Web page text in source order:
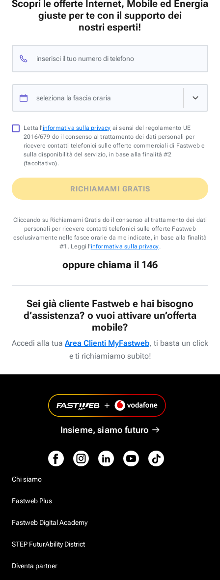
Scopri le offerte Internet, Mobile ed Energia
giuste per te con il supporto dei
nostri esperti!
inserisci il tuo numero di telefono
seleziona la fascia oraria
Letta l'informativa sulla privacy ai sensi del regolamento UE
2016/679 do il consenso al trattamento dei dati personali per
ricevere contatti telefonici sulle offerte commerciali di Fastweb e
sulla disponibilità del servizio, in base alla finalità #2
(facoltativo).
RICHIAMAMI GRATIS
Cliccando su Richiamami Gratis do il consenso al trattamento dei dati
personali per ricevere contatti telefonici sulle offerte Fastweb
esclusivamente nelle fasce orarie da me indicate, in base alla finalità
#1. Leggi l'informativa sulla privacy.
oppure chiama il 146
Sei già cliente Fastweb e hai bisogno
d’assistenza? o vuoi attivare un’offerta
mobile?
Accedi alla tua Area Clienti MyFastweb, ti basta un click
e ti richiamiamo subito!
Insieme, siamo futuro
Chi siamo
Fastweb Plus
Fastweb Digital Academy
STEP FuturAbility District
Diventa partner